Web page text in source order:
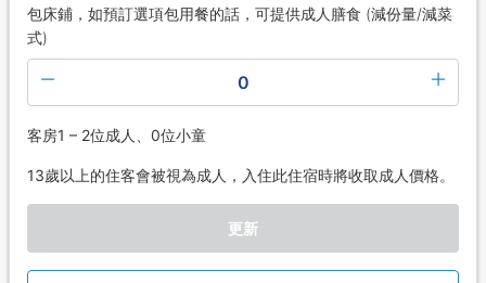
包床鋪，如預訂選項包用餐的話，可提供成人膳食 (減份量/減菜
式)
0
客房1 – 2位成人、0位小童
13歲以上的住客會被視為成人，入住此住宿時將收取成人價格。
更新